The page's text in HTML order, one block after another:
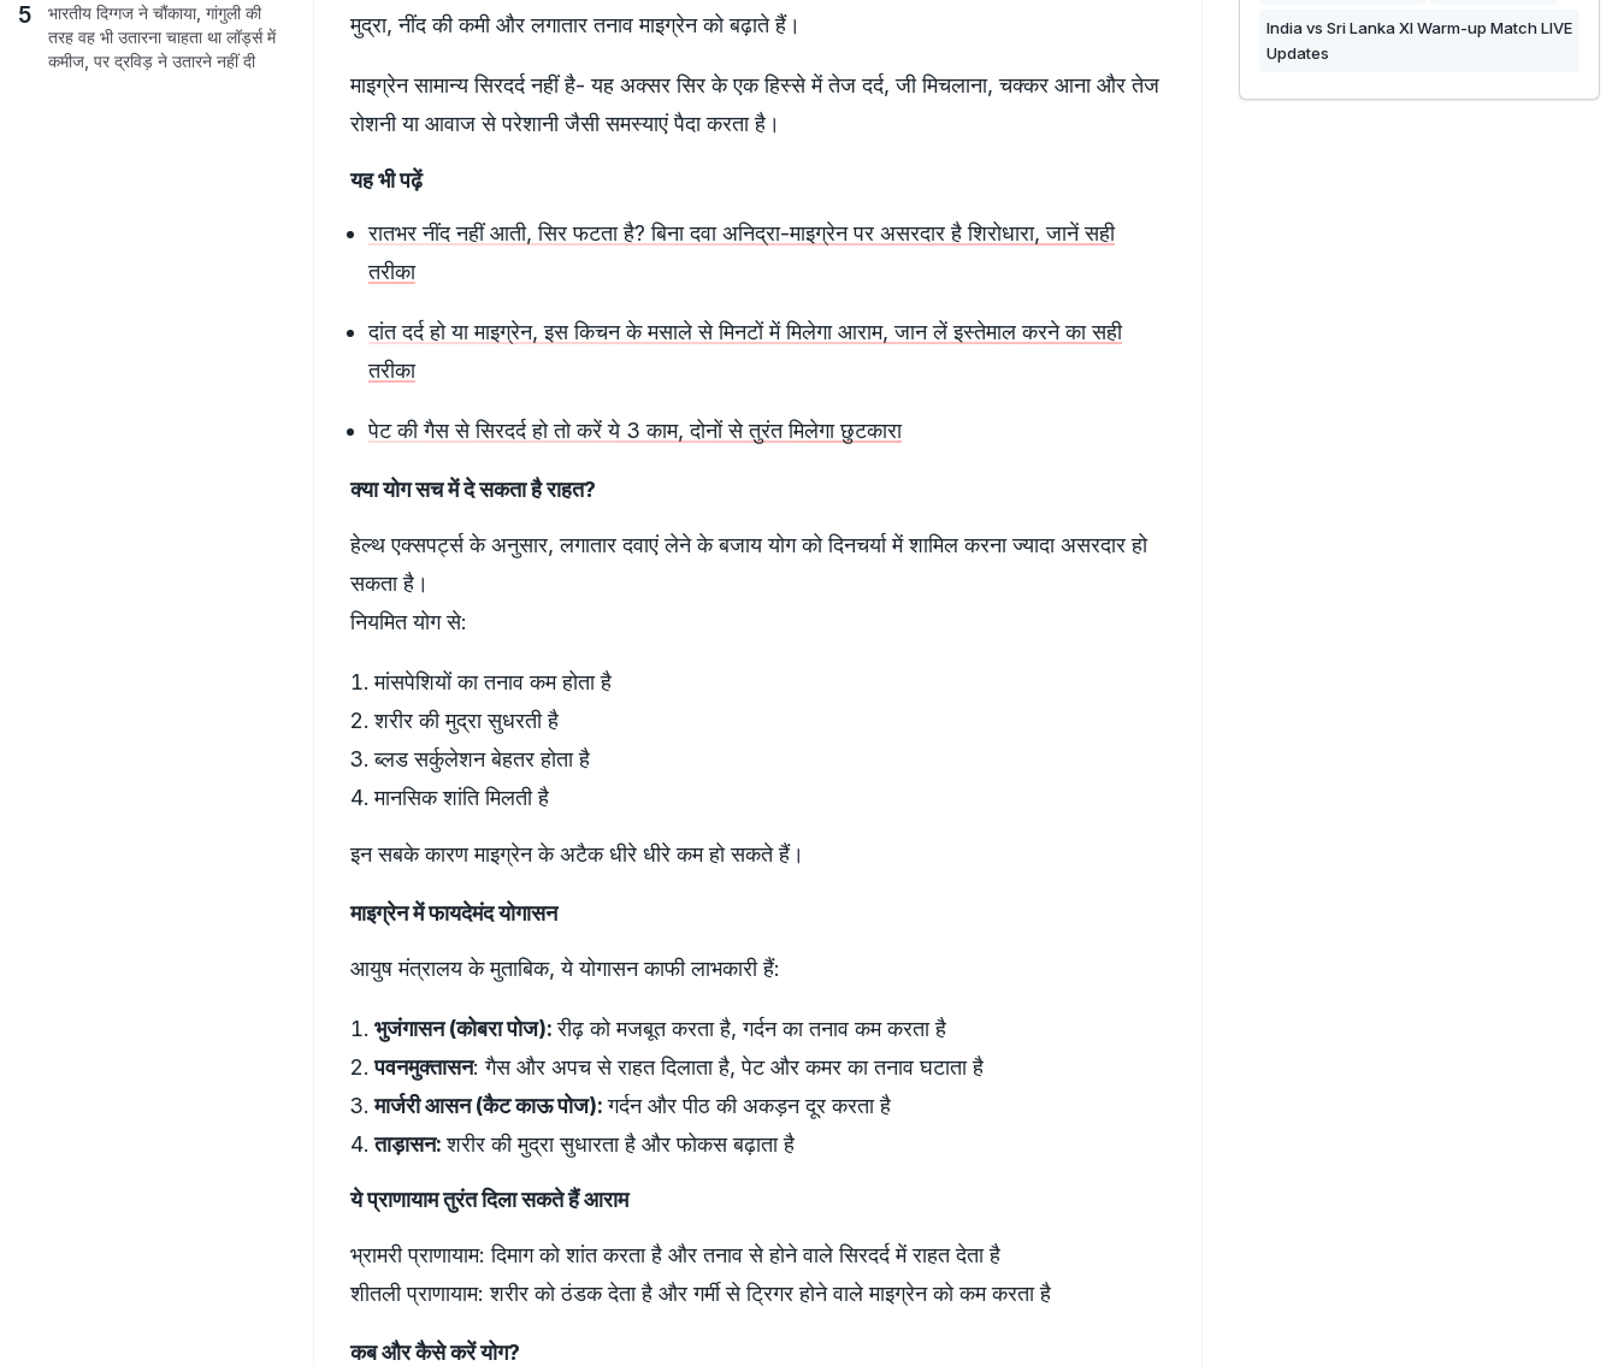
मुद्रा, नींद की कमी और लगातार तनाव माइग्रेन को बढ़ाते हैं।
माइग्रेन सामान्य सिरदर्द नहीं है- यह अक्सर सिर के एक हिस्से में तेज दर्द, जी मिचलाना, चक्कर आना और तेज
रोशनी या आवाज से परेशानी जैसी समस्याएं पैदा करता है।
यह भी पढ़ें
रातभर नींद नहीं आती, सिर फटता है? बिना दवा अनिद्रा-माइग्रेन पर असरदार है शिरोधारा, जानें सही
तरीका
दांत दर्द हो या माइग्रेन, इस किचन के मसाले से मिनटों में मिलेगा आराम, जान लें इस्तेमाल करने का सही
तरीका
पेट की गैस से सिरदर्द हो तो करें ये 3 काम, दोनों से तुरंत मिलेगा छुटकारा
क्या योग सच में दे सकता है राहत?
हेल्थ एक्सपर्ट्स के अनुसार, लगातार दवाएं लेने के बजाय योग को दिनचर्या में शामिल करना ज्यादा असरदार हो
सकता है।
नियमित योग से:
मांसपेशियों का तनाव कम होता है
शरीर की मुद्रा सुधरती है
ब्लड सर्कुलेशन बेहतर होता है
मानसिक शांति मिलती है
इन सबके कारण माइग्रेन के अटैक धीरे धीरे कम हो सकते हैं।
माइग्रेन में फायदेमंद योगासन
आयुष मंत्रालय के मुताबिक, ये योगासन काफी लाभकारी हैं:
भुजंगासन (कोबरा पोज):रीढ़ को मजबूत करता है, गर्दन का तनाव कम करता है
पवनमुक्तासन: गैस और अपच से राहत दिलाता है, पेट और कमर का तनाव घटाता है
मार्जरी आसन (कैट काऊ पोज):गर्दन और पीठ की अकड़न दूर करता है
ताड़ासन:शरीर की मुद्रा सुधारता है और फोकस बढ़ाता है
ये प्राणायाम तुरंत दिला सकते हैं आराम
भ्रामरी प्राणायाम: दिमाग को शांत करता है और तनाव से होने वाले सिरदर्द में राहत देता है
शीतली प्राणायाम: शरीर को ठंडक देता है और गर्मी से ट्रिगर होने वाले माइग्रेन को कम करता है
कब और कैसे करें योग?
भारतीय दिग्गज ने चौंकाया, गांगुली की
तरह वह भी उतारना चाहता था लॉर्ड्स में
कमीज, पर द्रविड़ ने उतारने नहीं दी
India vs Sri Lanka XI Warm-up Match LIVE
Updates